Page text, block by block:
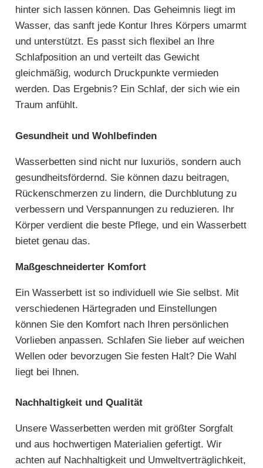
hinter sich lassen können. Das Geheimnis liegt im
Wasser, das sanft jede Kontur Ihres Körpers umarmt
und unterstützt. Es passt sich flexibel an Ihre
Schlafposition an und verteilt das Gewicht
gleichmäßig, wodurch Druckpunkte vermieden
werden. Das Ergebnis? Ein Schlaf, der sich wie ein
Traum anfühlt.
Gesundheit und Wohlbefinden
Wasserbetten sind nicht nur luxuriös, sondern auch
gesundheitsfördernd. Sie können dazu beitragen,
Rückenschmerzen zu lindern, die Durchblutung zu
verbessern und Verspannungen zu reduzieren. Ihr
Körper verdient die beste Pflege, und ein Wasserbett
bietet genau das.
Maßgeschneiderter Komfort
Ein Wasserbett ist so individuell wie Sie selbst. Mit
verschiedenen Härtegraden und Einstellungen
können Sie den Komfort nach Ihren persönlichen
Vorlieben anpassen. Schlafen Sie lieber auf weichen
Wellen oder bevorzugen Sie festen Halt? Die Wahl
liegt bei Ihnen.
Nachhaltigkeit und Qualität
Unsere Wasserbetten werden mit größter Sorgfalt
und aus hochwertigen Materialien gefertigt. Wir
achten auf Nachhaltigkeit und Umweltverträglichkeit,